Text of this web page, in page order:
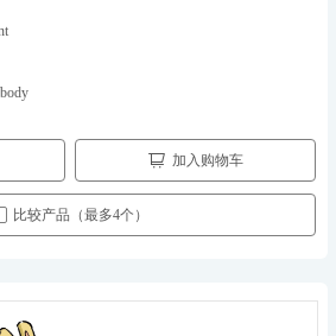
加入购物车
比较产品（最多4个）